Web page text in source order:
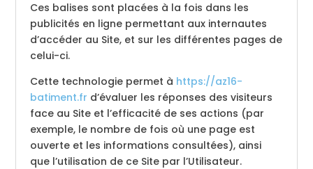
Ces balises sont placées à la fois dans les
publicités en ligne permettant aux internautes
d’accéder au Site, et sur les différentes pages de
celui-ci.
Cette technologie permet à https://az16-
batiment.fr d’évaluer les réponses des visiteurs
face au Site et l’efficacité de ses actions (par
exemple, le nombre de fois où une page est
ouverte et les informations consultées), ainsi
que l’utilisation de ce Site par l’Utilisateur.